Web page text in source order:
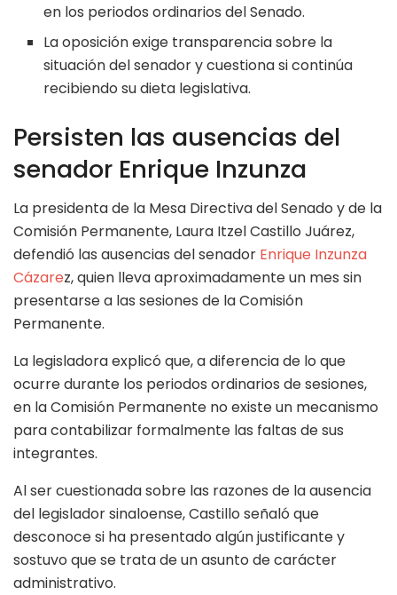
en los periodos ordinarios del Senado.
La oposición exige transparencia sobre la
situación del senador y cuestiona si continúa
recibiendo su dieta legislativa.
Persisten las ausencias del
senador Enrique Inzunza
La presidenta de la Mesa Directiva del Senado y de la
Comisión Permanente, Laura Itzel Castillo Juárez,
defendió las ausencias del senador Enrique Inzunza
Cázarez, quien lleva aproximadamente un mes sin
presentarse a las sesiones de la Comisión
Permanente.
La legisladora explicó que, a diferencia de lo que
ocurre durante los periodos ordinarios de sesiones,
en la Comisión Permanente no existe un mecanismo
para contabilizar formalmente las faltas de sus
integrantes.
Al ser cuestionada sobre las razones de la ausencia
del legislador sinaloense, Castillo señaló que
desconoce si ha presentado algún justificante y
sostuvo que se trata de un asunto de carácter
administrativo.